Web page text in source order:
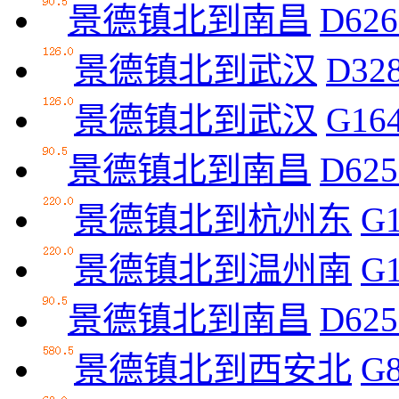
景德镇北到南昌
景德镇北到武汉
景德镇北到武汉
景德镇北到南昌
景德镇北到杭州东
景德镇北到温州南
景德镇北到南昌
景德镇北到西安北